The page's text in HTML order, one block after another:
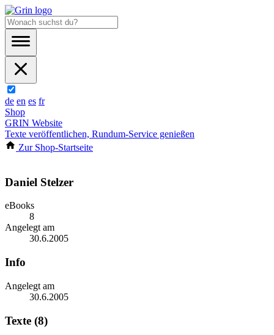
de en es fr
Shop
GRIN Website
Texte veröffentlichen, Rundum-Service genießen
Zur Shop-Startseite
Daniel Stelzer
eBooks
8
Angelegt am
30.6.2005
Info
Angelegt am
30.6.2005
Texte (8)